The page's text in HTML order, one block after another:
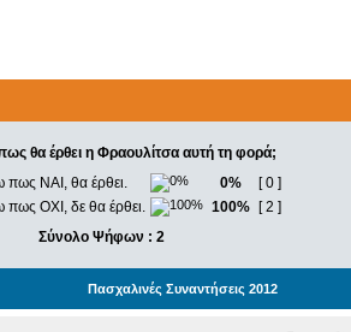
θα έρθει η Φραουλίτσα αυτή τη φορά;
πως ΝΑΙ, θα έρθει.
0%
[ 0 ]
πως ΟΧΙ, δε θα έρθει.
100%
[ 2 ]
Σύνολο Ψήφων : 2
Πασχαλινές Συναντήσεις 2012